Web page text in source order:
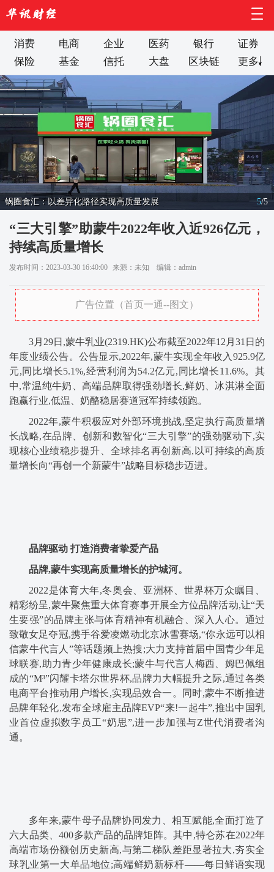
消费 电商 企业 医药 银行
证券
保险
基金 信托 大盘 区块链 更多
锅圈食汇：以差异化路径实现高质量发展 5/5
“三大引擎”助蒙牛2022年收入近926亿元，
持续高质量增长
发布时间：2023-03-30 16:40:00 来源：未知 编辑：admin
广告位置（首页一通--图文）
3月29日,蒙牛乳业(2319.HK)公布截至2022年12月31日的
年度业绩公告。公告显示,2022年,蒙牛实现全年收入925.9亿
元,同比增长5.1%,经营利润为54.2亿元,同比增长11.6%。其
中,常温纯牛奶、高端品牌取得强劲增长,鲜奶、冰淇淋全面
跑赢行业,低温、奶酪稳居赛道冠军持续领跑。
2022年,蒙牛积极应对外部环境挑战,坚定执行高质量增
长战略,在品牌、创新和数智化“三大引擎”的强劲驱动下,实
现核心业绩稳步提升、全球排名再创新高,以可持续的高质
量增长向“再创一个新蒙牛”战略目标稳步迈进。
品牌驱动 打造消费者挚爱产品
品牌,蒙牛实现高质量增长的护城河。
2022是体育大年,冬奥会、亚洲杯、世界杯万众瞩目、
精彩纷呈,蒙牛聚焦重大体育赛事开展全方位品牌活动,让“天
生要强”的品牌主张与体育精神有机融合、深入人心。通过
致敬女足夺冠,携手谷爱凌燃动北京冰雪赛场,“你永远可以相
信蒙牛代言人”等话题频上热搜;大力支持首届中国青少年足
球联赛,助力青少年健康成长;蒙牛与代言人梅西、姆巴佩组
成的“M³”闪耀卡塔尔世界杯,品牌力大幅提升之际,通过各类
电商平台推动用户增长,实现品效合一。同时,蒙牛不断推进
品牌年轻化,发布全球雇主品牌EVP“来!一起牛”,推出中国乳
业首位虚拟数字员工“奶思”,进一步加强与Z世代消费者沟
通。
多年来,蒙牛母子品牌协同发力、相互赋能,全面打造了
六大品类、400多款产品的品牌矩阵。其中,特仑苏在2022年
高端市场份额创历史新高,与第二梯队差距显著拉大,夯实全
球乳业第一大单品地位;高端鲜奶新标杆——每日鲜语实现